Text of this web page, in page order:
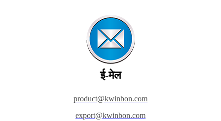
ई-मेल
product@kwinbon.com
export@kwinbon.com